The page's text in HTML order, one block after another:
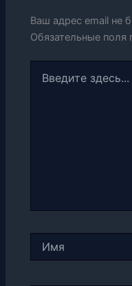
Ваш адрес email не
Обязательные поля
здесь...